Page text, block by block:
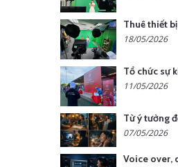
18/05/2026
11/05/2026
07/05/2026